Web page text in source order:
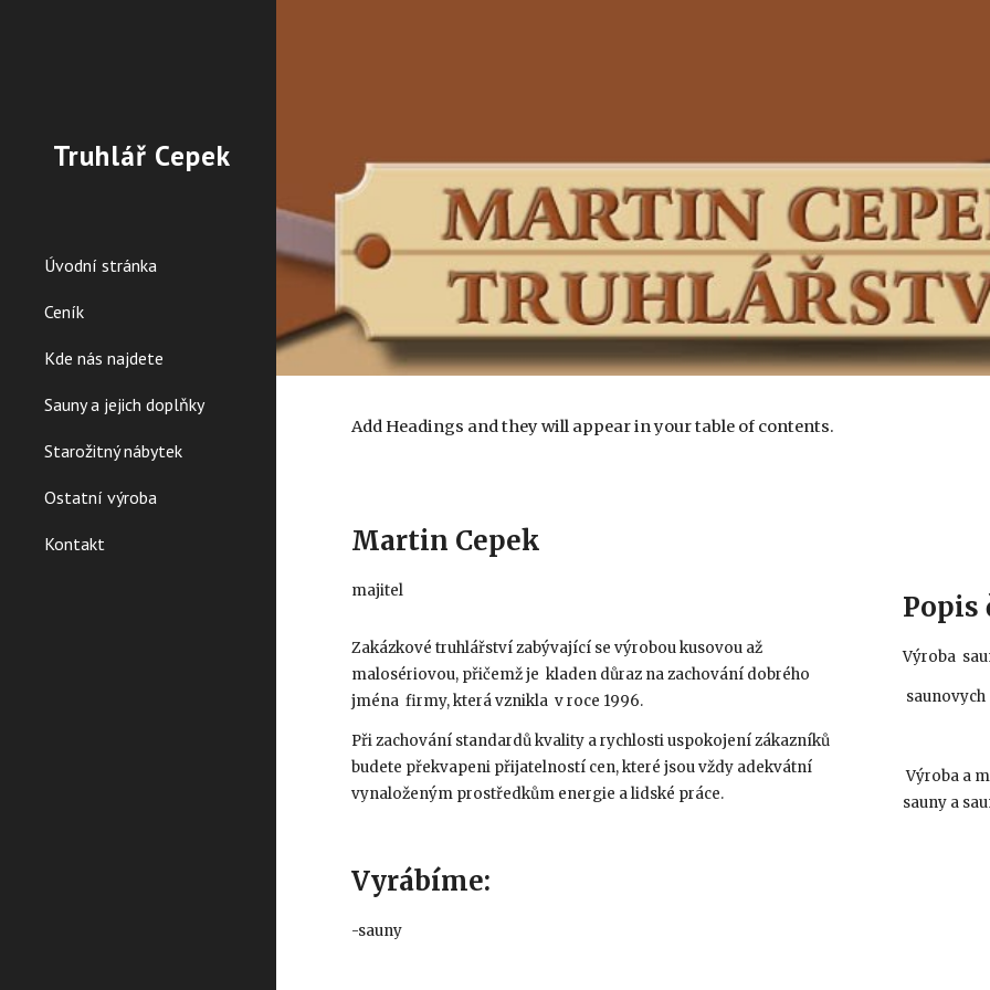
Truhlář Cepek
Úvodní stránka
Ceník
Kde nás najdete
Sauny a jejich doplňky
Starožitný nábytek
Ostatní výroba
Kontakt
Add Headings and they will appear in your table of contents.
Martin Cepek
majitel
Zakázkové truhlářství zabývající se výrobou kusovou až
malosériovou, přičemž je kladen důraz na zachování dobrého
jména firmy, která vznikla v roce 1996.
Při zachování standardů kvality a rychlosti uspokojení zákazníků
budete překvapeni přijatelností cen, které jsou vždy adekvátní
vynaloženým prostředkům energie a lidské práce.
Vyrábíme:
-sauny
Výroba
Výroba a
sauny a